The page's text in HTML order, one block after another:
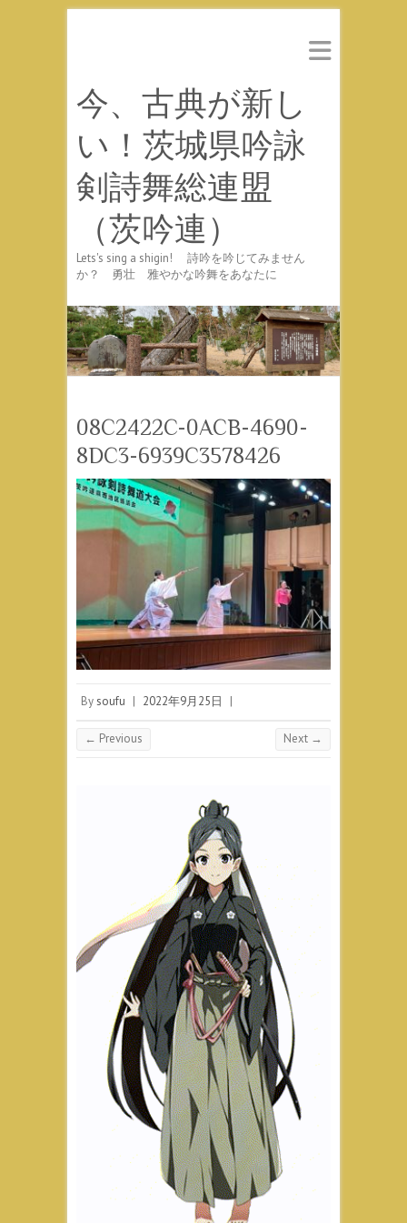
今、古典が新し
い！茨城県吟詠
剣詩舞総連盟
（茨吟連）
Lets's sing a shigin! 詩吟を吟じてみません
か？ 勇壮 雅やかな吟舞をあなたに
08C2422C-0ACB-4690-
8DC3-6939C3578426
Bysoufu | 2022年9月25日 |
← Previous Next →